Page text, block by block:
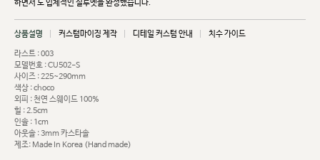
하면서 도 입체적인 실루엣을 완성했습니다.
상품설명 커스텀마이징 제작 디테일 커스텀 안내 치수 가이드
라스트 : 003
모델번호 : CU502-S
사이즈 : 225~290mm
색상 : choco
외피 : 천연 스웨이드 100%
힐 : 2.5cm
인솔 : 1cm
아웃솔 : 3mm 카스타솔
제조: Made In Korea (Hand made)